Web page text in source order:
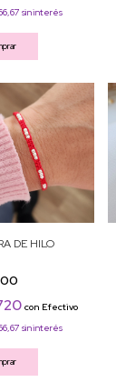
sin interés
DE HILO
con Efectivo
sin interés